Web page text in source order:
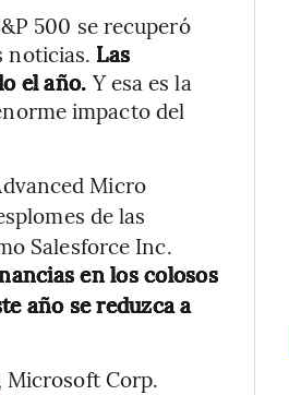
500 se recuperó
noticias. Las
el año. Y esa es la
impacto del
Micro
de las
Salesforce Inc.
en los colosos
año se reduzca a
Microsoft Corp.